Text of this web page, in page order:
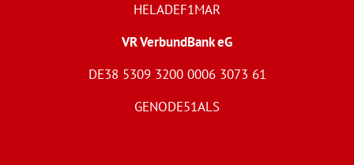
HELADEF1MAR
VR VerbundBank eG
DE38 5309 3200 0006 3073 61
GENODE51ALS